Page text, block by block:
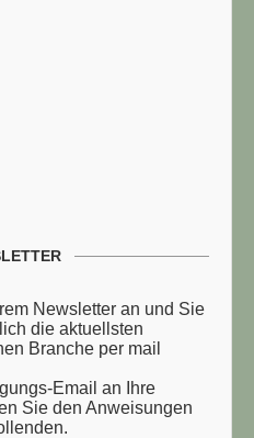
Newsletter an und Sie
die aktuellsten
Branche per mail
Email an Ihre
Sie den Anweisungen